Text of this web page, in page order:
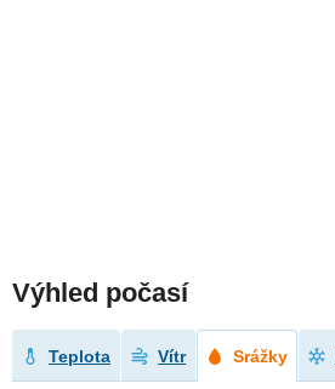
Výhled počasí
Teplota Vítr Srážky